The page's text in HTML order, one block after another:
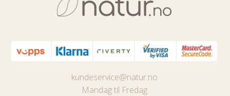
kundeservice@natur.no
Mandag til Fredag